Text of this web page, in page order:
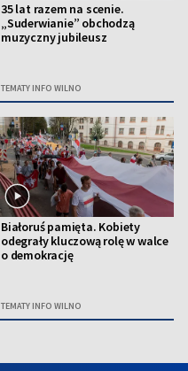
35 lat razem na scenie.
„Suderwianie” obchodzą
muzyczny jubileusz
TEMATY INFO WILNO
Białoruś pamięta. Kobiety
odegrały kluczową rolę w walce
o demokrację
TEMATY INFO WILNO